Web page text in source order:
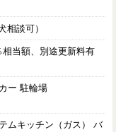
相談可）
当額、別途更新料有
ー 駐輪場
ムキッチン（ガス） バ